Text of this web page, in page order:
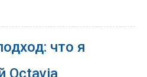
что я
Octavia